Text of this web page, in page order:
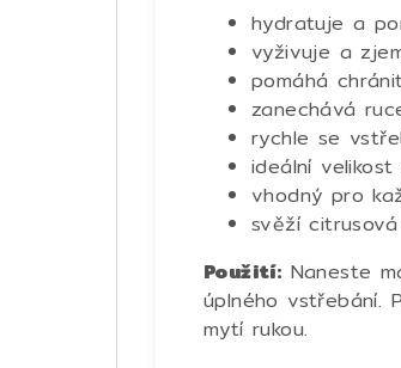
hydratuje a
vyživuje a
pomáhá
zanechává
rychle se
ideální
vhodný pro
svěží
Použití: Naneste
úplného vstřebání.
mytí rukou.